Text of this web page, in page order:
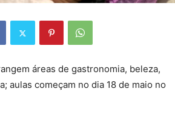
áreas de gastronomia, beleza,
aulas começam no dia 18 de maio no